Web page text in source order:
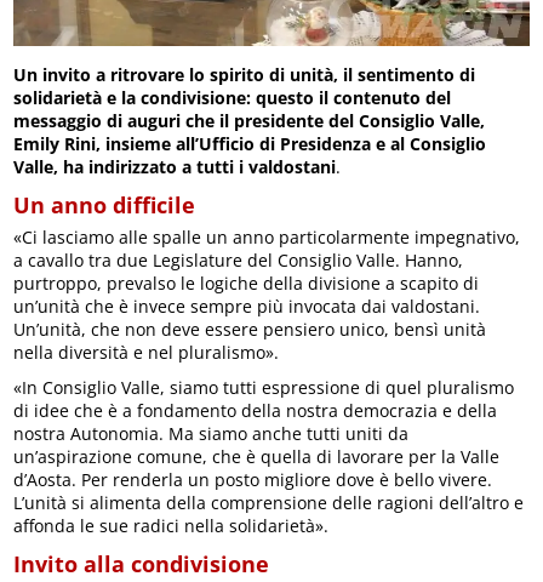
Un invito a ritrovare lo spirito di unità, il sentimento di
solidarietà e la condivisione: questo il contenuto del
messaggio di auguri che il presidente del Consiglio Valle,
Emily Rini, insieme all’Ufficio di Presidenza e al Consiglio
Valle, ha indirizzato a tutti i valdostani.
Un anno difficile
«Ci lasciamo alle spalle un anno particolarmente impegnativo,
a cavallo tra due Legislature del Consiglio Valle. Hanno,
purtroppo, prevalso le logiche della divisione a scapito di
un’unità che è invece sempre più invocata dai valdostani.
Un’unità, che non deve essere pensiero unico, bensì unità
nella diversità e nel pluralismo».
«In Consiglio Valle, siamo tutti espressione di quel pluralismo
di idee che è a fondamento della nostra democrazia e della
nostra Autonomia. Ma siamo anche tutti uniti da
un’aspirazione comune, che è quella di lavorare per la Valle
d’Aosta. Per renderla un posto migliore dove è bello vivere.
L’unità si alimenta della comprensione delle ragioni dell’altro e
affonda le sue radici nella solidarietà».
Invito alla condivisione